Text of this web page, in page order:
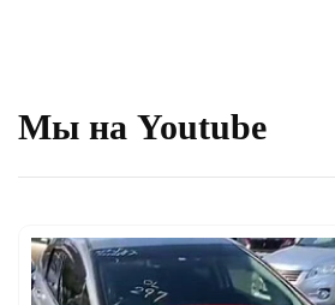
Мы на Youtube